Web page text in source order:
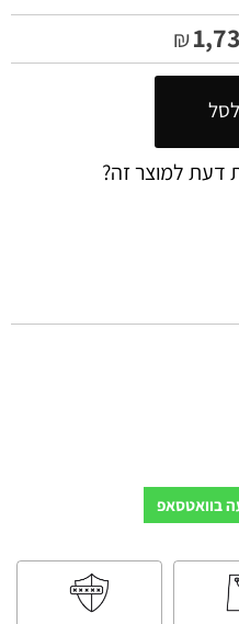
₪
דעת למוצר זה?
בוואטסאפ